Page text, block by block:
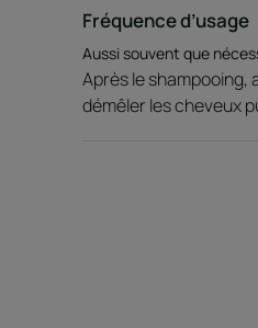
Fréquence d’usage
Aussi souvent que
Après le shampooing,
démêler les cheveux